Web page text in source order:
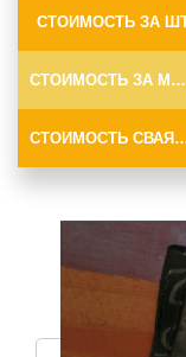
СТОИМОСТЬ ЗА
СТОИМОСТЬ ЗА МОНТАЖ
СТОИМОСТЬ СВАЯ+МОНТАЖ